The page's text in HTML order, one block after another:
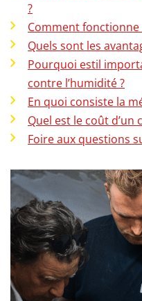
?
Comment fonctionne
Quels sont les
Pourquoi estil
contre l’humidité ?
En quoi consiste la
Quel est le coût d’un
Foire aux questions